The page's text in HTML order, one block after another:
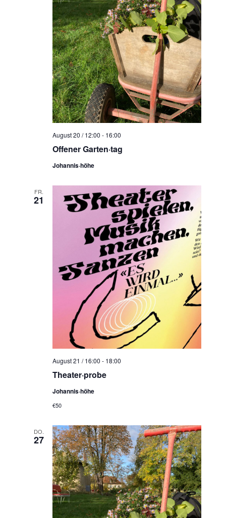
Offener Garten·tag
August 20 / 12:00 - 16:00
Johannis·höhe
FR.
21
Theater·probe
August 21 / 16:00 - 18:00
Johannis·höhe
€50
DO.
27